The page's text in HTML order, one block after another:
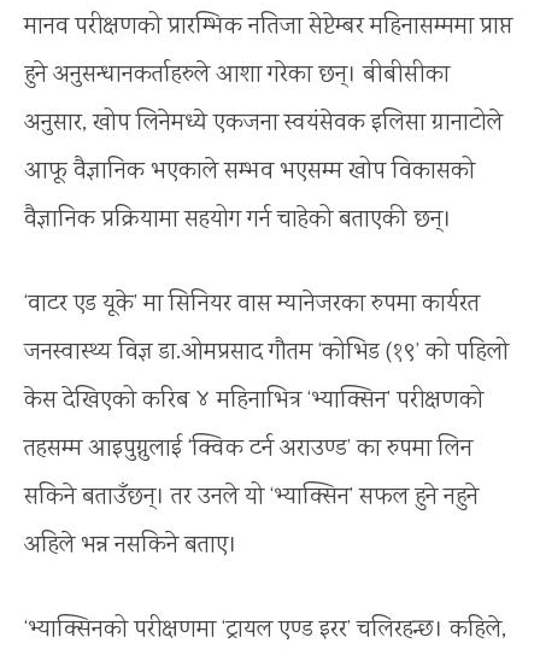
मानव परीक्षणको प्रारम्भिक नतिजा सेप्टेम्बर महिनासम्ममा प्राप्त
हुने अनुसन्धानकर्ताहरुले आशा गरेका छन्। बीबीसीका
अनुसार, खोप लिनेमध्ये एकजना स्वयंसेवक इलिसा ग्रानाटोले
आफू वैज्ञानिक भएकाले सम्भव भएसम्म खोप विकासको
वैज्ञानिक प्रक्रियामा सहयोग गर्न चाहेको बताएकी छन्।
‘वाटर एड यूके’ मा सिनियर वास म्यानेजरका रुपमा कार्यरत
जनस्वास्थ्य विज्ञ डा.ओमप्रसाद गौतम ‘कोभिड (१९’ को पहिलो
केस देखिएको करिब ४ महिनाभित्र ‘भ्याक्सिन’ परीक्षणको
तहसम्म आइपुग्नुलाई ‘क्विक टर्न अराउण्ड’ का रुपमा लिन
सकिने बताउँछन्। तर उनले यो ‘भ्याक्सिन’ सफल हुने नहुने
अहिले भन्न नसकिने बताए।
‘भ्याक्सिनको परीक्षणमा ‘ट्रायल एण्ड इरर’ चलिरहन्छ। कहिले,